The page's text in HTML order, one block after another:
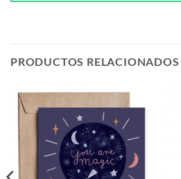
PRODUCTOS RELACIONADOS